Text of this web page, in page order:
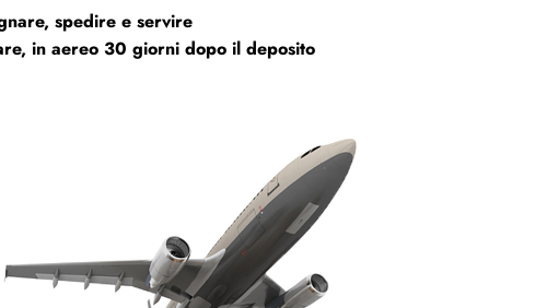
spedire e servire
in aereo 30 giorni dopo il deposito